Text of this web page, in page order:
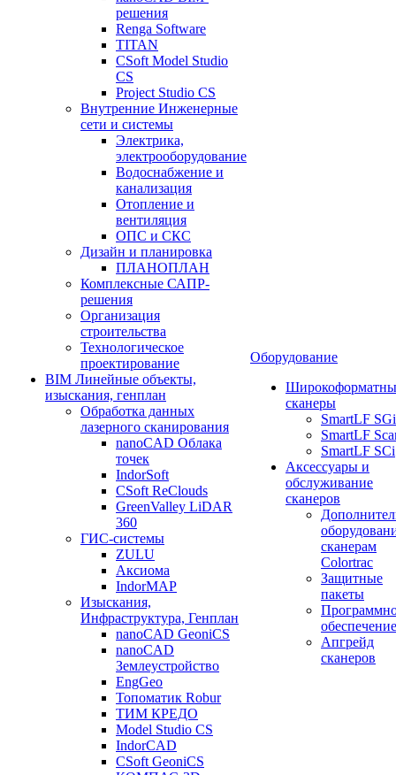
решения
Renga Software
TITAN
CSoft Model Studio
CS
Project Studio CS
Внутренние Инженерные
сети и системы
Электрика,
электрооборудование
Водоснабжение и
канализация
Отопление и
вентиляция
ОПС и СКС
Дизайн и планировка
ПЛАНОПЛАН
Комплексные САПР-
решения
Организация
строительства
Технологическое
проектирование
BIM Линейные объекты,
изыскания, генплан
Обработка данных
лазерного сканирования
nanoCAD Облака
точек
IndorSoft
CSoft ReClouds
GreenValley LiDAR
360
ГИС-системы
ZULU
Аксиома
IndorMAP
Изыскания,
Инфраструктура, Генплан
nanoCAD GeoniCS
nanoCAD
Землеустройство
EngGeo
Топоматик Robur
ТИМ КРЕДО
Model Studio CS
IndorCAD
CSoft GeoniCS
Оборудование
сканеры
SmartLF SGi
SmartLF
SmartLF SCi
Аксессуары и
обслуживание
сканеров
сканерам
Colortrac
Защитные
пакеты
обеспечение
Апгрейд
сканеров